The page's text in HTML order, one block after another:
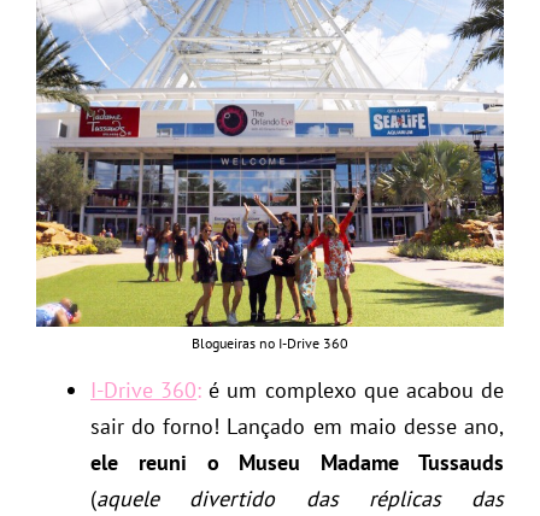
Blogueiras no I-Drive 360
I-Drive 360: é um complexo que acabou de
sair do forno! Lançado em maio desse ano,
ele reuni o Museu Madame Tussauds
(aquele divertido das réplicas das